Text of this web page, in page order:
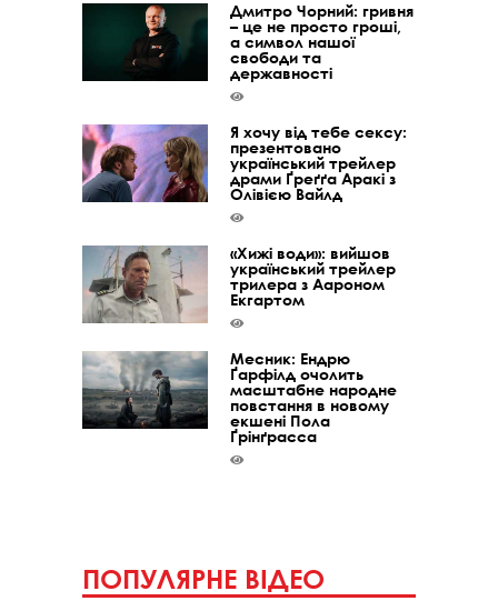
Дмитро Чорний: гривня
– це не просто гроші,
а символ нашої
свободи та
державності
Я хочу від тебе сексу:
презентовано
український трейлер
драми Ґреґґа Аракі з
Олівією Вайлд
«Хижі води»: вийшов
український трейлер
трилера з Аароном
Екгартом
Месник: Ендрю
Ґарфілд очолить
масштабне народне
повстання в новому
екшені Пола
Ґрінґрасса
ПОПУЛЯРНЕ ВІДЕО